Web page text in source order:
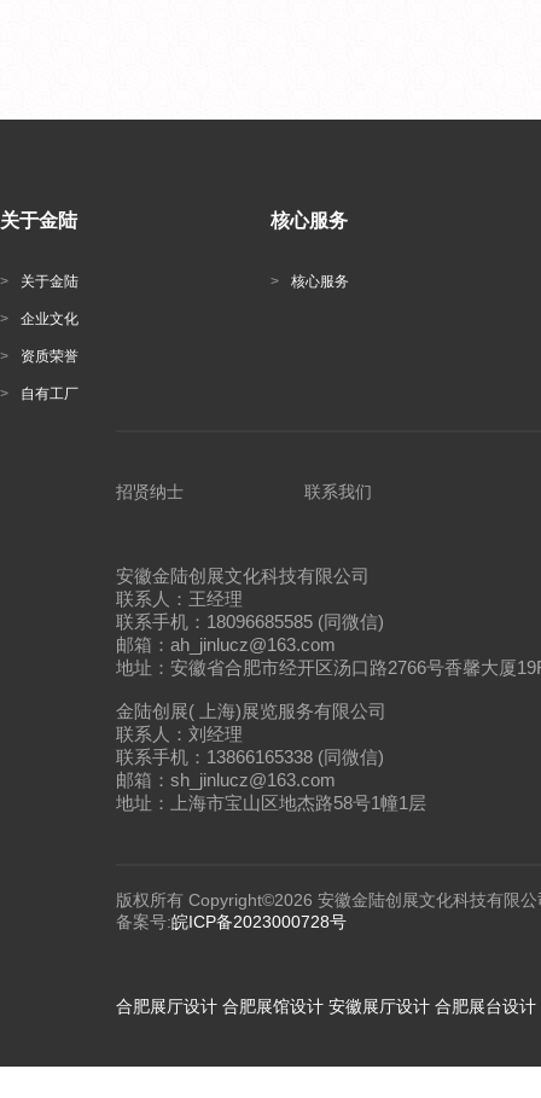
关于金陆
> 关于金陆
> 企业文化
> 资质荣誉
> 自有工厂
核心服务
> 核心服务
招贤纳士 联系我们
安徽金陆创展文化科技有限公司
联系人：王经理
联系手机：18096685585 (同微信)
邮箱：ah_jinlucz@163.com
地址：安徽省合肥市经开区汤口路2766号香馨大厦
金陆创展( 上海)展览服务有限公司
联系人：刘经理
联系手机：13866165338 (同微信)
邮箱：sh_jinlucz@163.com
地址：上海市宝山区地杰路58号1幢1层
版权所有 Copyright©2026 安徽金陆创展文化科技有限公
备案号:皖ICP备2023000728号
合肥展厅设计 合肥展馆设计 安徽展厅设计 合肥展台设计